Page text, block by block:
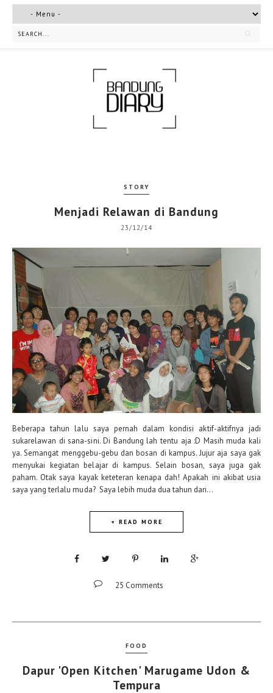
STORY
Menjadi Relawan di Bandung
23/12/14
Beberapa tahun lalu saya pernah dalam kondisi aktif-aktifnya jadi
sukarelawan di sana-sini. Di Bandung lah tentu aja :D Masih muda kali
ya. Semangat menggebu-gebu dan bosan di kampus. Jujur aja saya gak
menyukai kegiatan belajar di kampus. Selain bosan, saya juga gak
paham. Otak saya kayak keteteran kenapa dah! Apakah ini akibat usia
saya yang terlalu muda? Saya lebih muda dua tahun dari...
+ READ MORE
25 Comments
FOOD
Dapur 'Open Kitchen' Marugame Udon &
Tempura